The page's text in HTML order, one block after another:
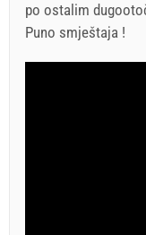
po ostalim
Puno smještaja !